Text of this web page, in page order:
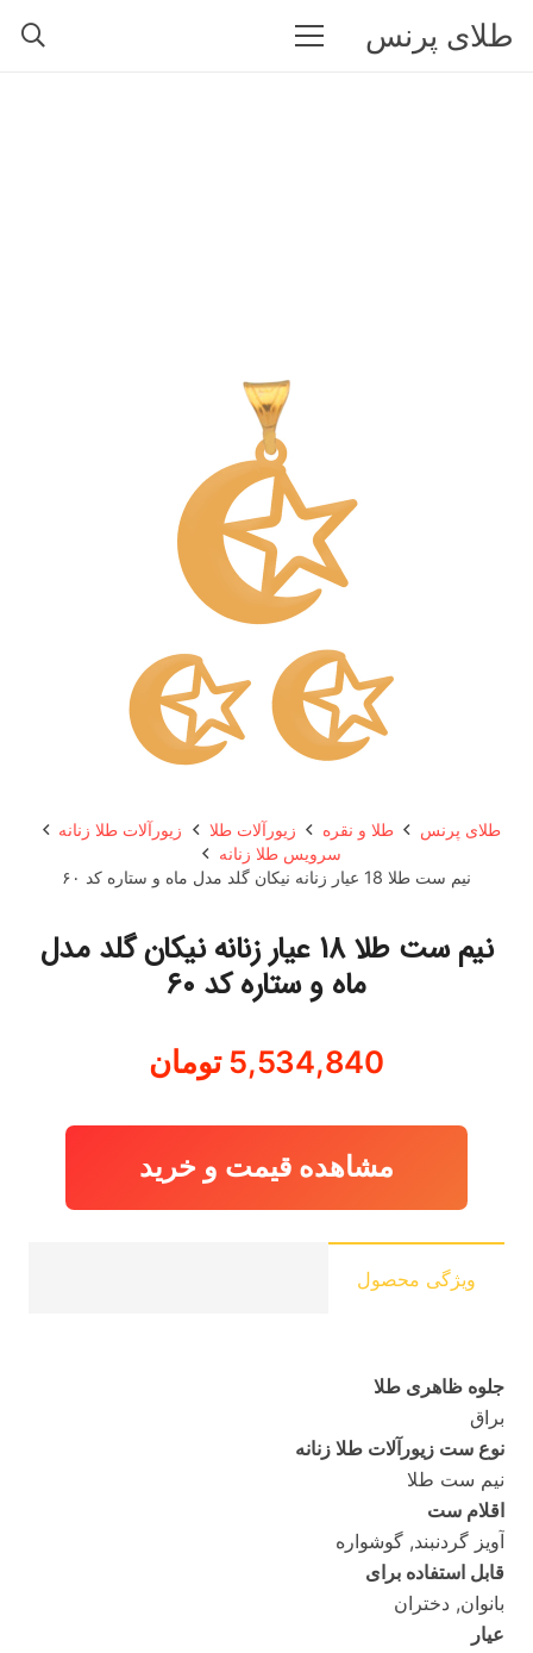
طلای پرنس
طلای پرنس طلا و نقره زیورآلات طلا
زیورآلات طلا زنانه
سرویس طلا زنانه
نیم ست طلا 18 عیار زنانه نیکان گلد مدل ماه و ستاره کد ۶۰
نیم ست طلا 18 عیار زنانه نیکان گلد مدل
ماه و ستاره کد ۶۰
5,534,840 تومان
مشاهده قیمت و خرید
ویژگی محصول
جلوه ظاهری طلا
براق
نوع ست زیورآلات طلا زنانه
نیم ست طلا
اقلام ست
آویز گردنبند, گوشواره
قابل استفاده برای
بانوان, دختران
عیار